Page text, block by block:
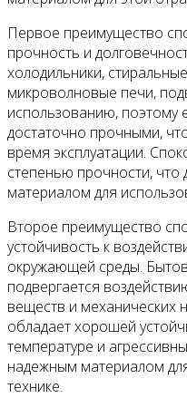
Первое преимущество
прочность и
холодильники,
микроволновые печи,
использованию, поэтому
достаточно прочными,
время эксплуатации.
степенью прочности, что
материалом для
Второе преимущество
устойчивость к
окружающей среды.
подвергается
веществ и механических
обладает хорошей
температуре и
надежным материалом
технике.